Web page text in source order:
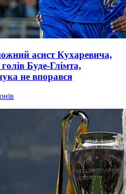
асист Кухаревича,
Буде-Глімта,
не впорався